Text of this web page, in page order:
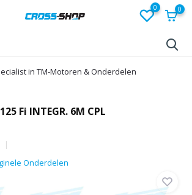
0 0
in TM-Motoren & Onderdelen
Fi INTEGR. 6M CPL
Onderdelen